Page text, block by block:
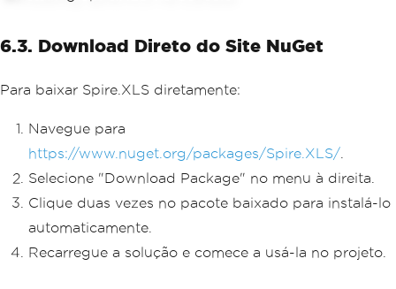
6.3. Download Direto do Site NuGet
Para baixar Spire.XLS diretamente:
Navegue para
https://www.nuget.org/packages/Spire.XLS/
Selecione "Download Package" no menu à direita.
Clique duas vezes no pacote baixado para instalá-lo
automaticamente.
Recarregue a solução e comece a usá-la no projeto.